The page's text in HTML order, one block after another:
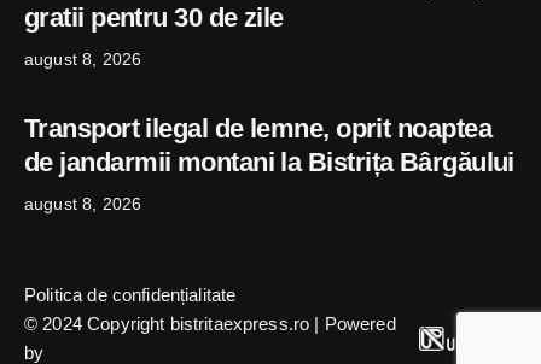
gratii pentru 30 de zile
august 8, 2026
Transport ilegal de lemne, oprit noaptea
de jandarmii montani la Bistrița Bârgăului
august 8, 2026
© 2024 Copyright bistritaexpress.ro | Powered
by
Politica de confidențialitate